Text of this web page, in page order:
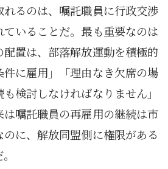
れるのは、嘱託職員に行政交渉
いることだ。最も重要なのは
配置は、部落解放運動を積極的
に雇用」「理由なき欠席の場
検討しなければなりません」
は嘱託職員の再雇用の継続は市
に、解放同盟側に権限がある